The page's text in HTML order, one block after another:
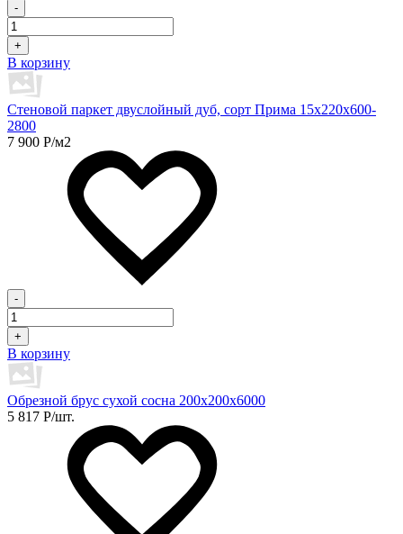
-
+
В корзину
Стеновой паркет двуслойный дуб, сорт Прима 15х220х600-
2800
7 900 Р/м2
-
+
В корзину
Обрезной брус сухой сосна 200х200х6000
5 817 Р/шт.